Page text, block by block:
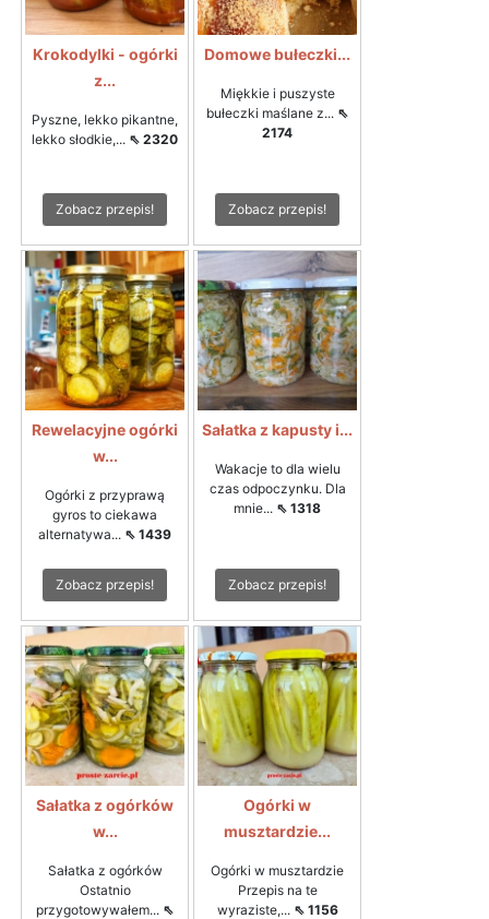
Krokodylki - ogórki
z...
Pyszne, lekko pikantne,
lekko słodkie,... ⇖ 2320
Zobacz przepis!
Domowe bułeczki...
Miękkie i puszyste
bułeczki maślane z... ⇖
2174
Zobacz przepis!
Rewelacyjne ogórki
w...
Ogórki z przyprawą
gyros to ciekawa
alternatywa... ⇖ 1439
Zobacz przepis!
Sałatka z kapusty i...
Wakacje to dla wielu
czas odpoczynku. Dla
mnie... ⇖ 1318
Zobacz przepis!
Sałatka z ogórków
w...
Sałatka z ogórków
Ostatnio
przygotowywałem... ⇖
Ogórki w
musztardzie...
Ogórki w musztardzie
Przepis na te
wyraziste,... ⇖ 1156